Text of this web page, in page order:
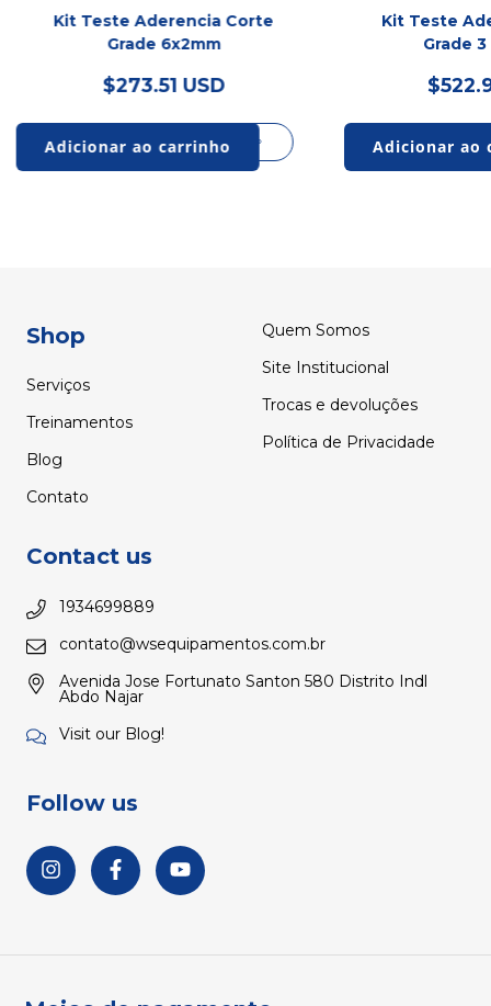
Kit Teste Aderencia Corte
Grade 6x2mm
$273.51 USD
Kit Teste
Grade
Shop
Serviços
Treinamentos
Blog
Contato
Quem Somos
Site Institucional
Trocas e devoluções
Política de Privacidade
Contact us
1934699889
contato@wsequipamentos.com.br
Avenida Jose Fortunato Santon 580 Distrito Indl
Abdo Najar
Visit our Blog!
Follow us